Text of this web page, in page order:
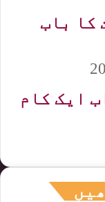
کا باب
ایک کام